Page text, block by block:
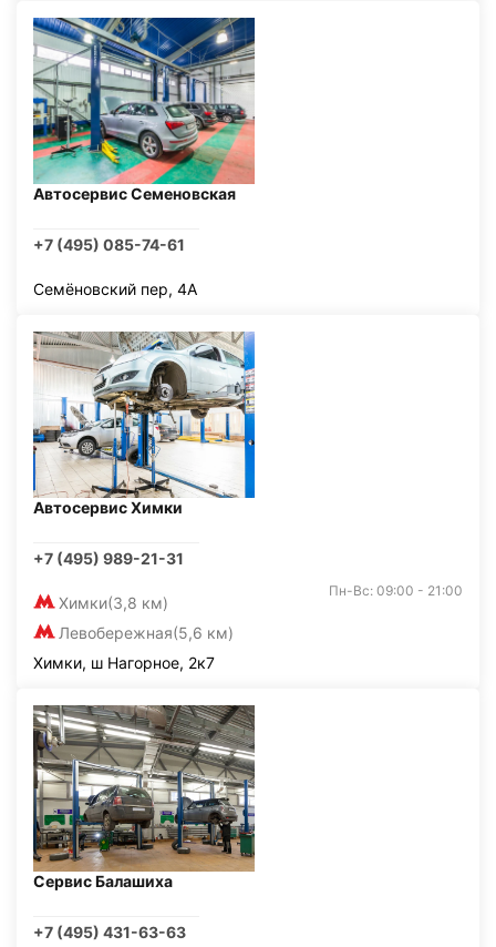
Автосервис Семеновская
+7 (495) 085-74-61
Семёновский пер, 4А
Автосервис Химки
+7 (495) 989-21-31
Химки(3,8 км)
Левобережная(5,6 км)
Пн-Вс: 09:00 - 21:00
Химки, ш Нагорное, 2к7
Сервис Балашиха
+7 (495) 431-63-63